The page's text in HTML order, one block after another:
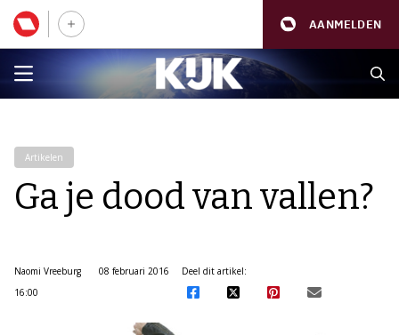
AANMELDEN
Artikelen
Ga je dood van vallen?
Naomi Vreeburg
08 februari 2016
16:00
Deel dit artikel: